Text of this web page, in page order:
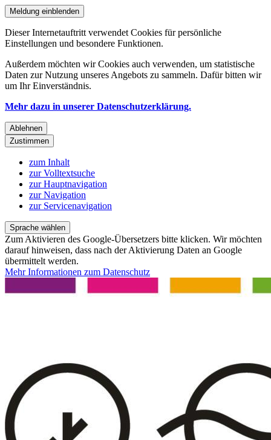
Meldung einblenden
Dieser Internetauftritt verwendet Cookies für persönliche
Einstellungen und besondere Funktionen.
Außerdem möchten wir Cookies auch verwenden, um statistische
Daten zur Nutzung unseres Angebots zu sammeln. Dafür bitten wir
um Ihr Einverständnis.
Mehr dazu in unserer Datenschutzerklärung.
Ablehnen
Zustimmen
zum Inhalt
zur Volltextsuche
zur Hauptnavigation
zur Navigation
zur Servicenavigation
Sprache wählen
Zum Aktivieren des Google-Übersetzers bitte klicken. Wir möchten
darauf hinweisen, dass nach der Aktivierung Daten an Google
übermittelt werden.
Mehr Informationen zum Datenschutz